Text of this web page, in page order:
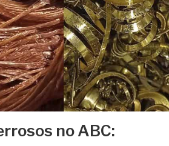
no ABC: